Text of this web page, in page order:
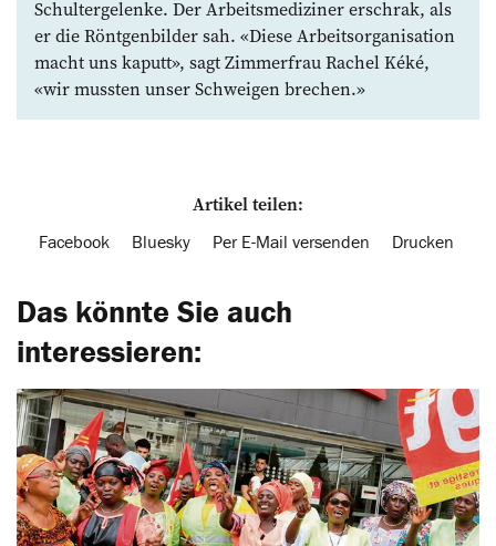
Schultergelenke. Der Arbeitsmediziner erschrak, als
er die Röntgenbilder sah. «Diese ­Arbeitsorganisation
macht uns ­kaputt», sagt Zimmerfrau Rachel Kéké,
«wir mussten ­unser Schweigen brechen.»
Artikel teilen:
Facebook Bluesky Per E-Mail versenden Drucken
Das könnte Sie auch
interessieren: